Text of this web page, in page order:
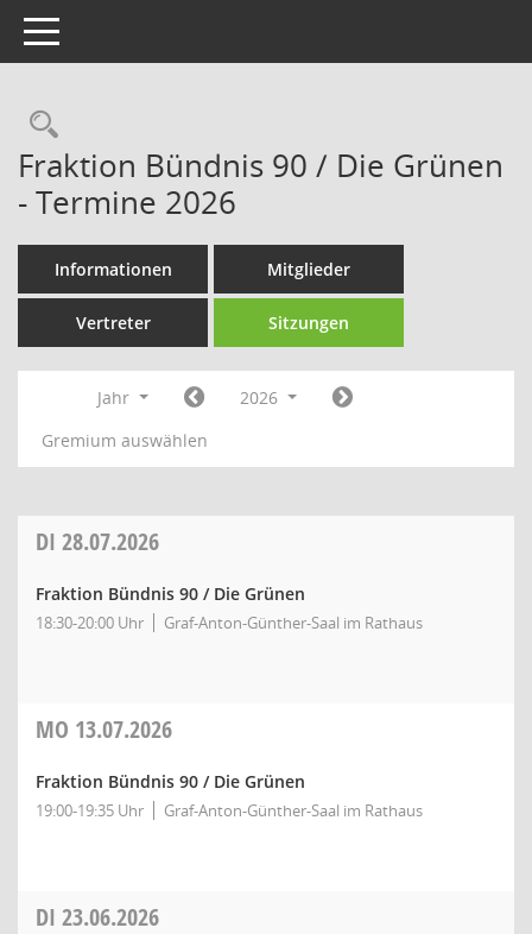
Toggle navigation
Rechercheauswahl
Fraktion Bündnis 90 / Die Grünen
- Termine 2026
Informationen Mitglieder
Vertreter Sitzungen
Jahr
2026
Gremium auswählen
DI 28.07.2026
Fraktion Bündnis 90 / Die Grünen
18:30-20:00 Uhr Graf-Anton-Günther-Saal im Rathaus
MO 13.07.2026
Fraktion Bündnis 90 / Die Grünen
19:00-19:35 Uhr Graf-Anton-Günther-Saal im Rathaus
DI 23.06.2026